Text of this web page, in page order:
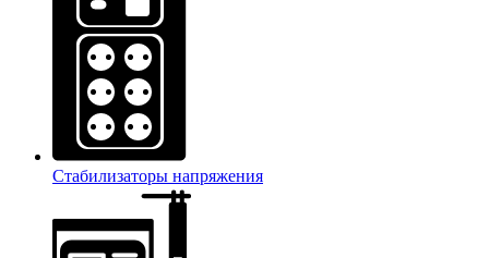
Стабилизаторы напряжения